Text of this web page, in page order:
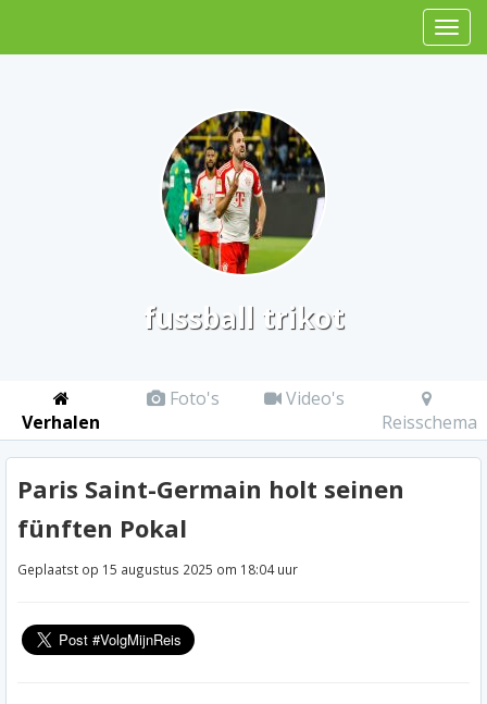
fussball trikot
Verhalen
Foto's
Video's
Reisschema
Paris Saint-Germain holt seinen
fünften Pokal
Geplaatst op 15 augustus 2025 om 18:04 uur